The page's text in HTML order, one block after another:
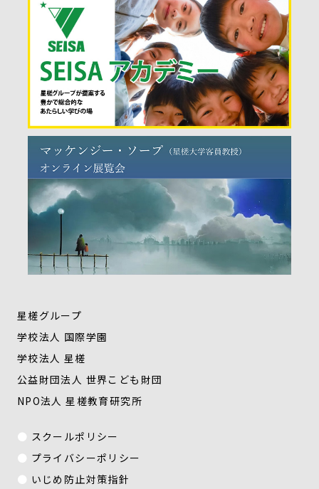
星槎グループ
学校法人 国際学園
学校法人 星槎
公益財団法人 世界こども財団
NPO法人 星槎教育研究所
スクールポリシー
プライバシーポリシー
いじめ防止対策指針